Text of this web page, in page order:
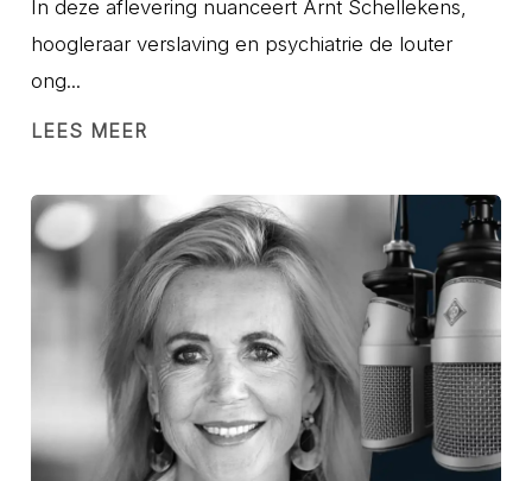
In deze aflevering nuanceert Arnt Schellekens,
hoogleraar verslaving en psychiatrie de louter
ong...
LEES MEER